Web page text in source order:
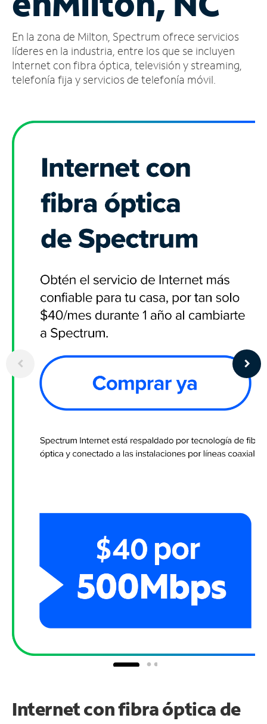
cuenta
Encuentra
una
tienda
En la zona de Milton, Spectrum ofrece servicios
líderes en la industria, entre los que se incluyen
Internet con fibra óptica, televisión y streaming,
telefonía fija y servicios de telefonía móvil.
Internet con fibra óptica de